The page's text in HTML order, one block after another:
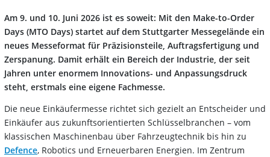
Am 9. und 10. Juni 2026 ist es soweit: Mit den Make-to-Order
Days (MTO Days) startet auf dem Stuttgarter Messegelände ein
neues Messeformat für Präzisionsteile, Auftragsfertigung und
Zerspanung. Damit erhält ein Bereich der Industrie, der seit
Jahren unter enormem Innovations- und Anpassungsdruck
steht, erstmals eine eigene Fachmesse.
Die neue Einkäufermesse richtet sich gezielt an Entscheider und
Einkäufer aus zukunftsorientierten Schlüsselbranchen – vom
klassischen Maschinenbau über Fahrzeugtechnik bis hin zu
Defence, Robotics und Erneuerbaren Energien. Im Zentrum